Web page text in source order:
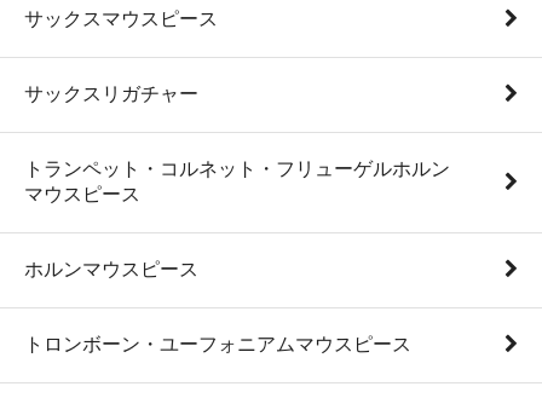
サックスマウスピース
サックスリガチャー
トランペット・コルネット・フリューゲルホルン
マウスピース
ホルンマウスピース
トロンボーン・ユーフォニアムマウスピース